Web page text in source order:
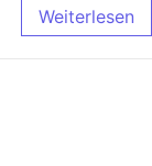
Weiterlesen